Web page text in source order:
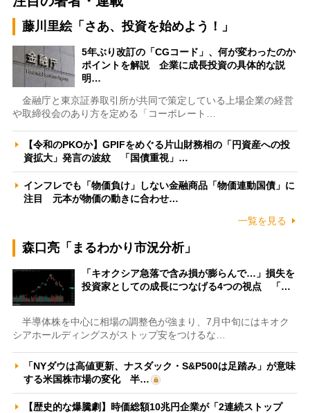
藤川里絵「さあ、投資を始めよう！」
5年ぶり改訂の「CGコード」、何が変わったのか
ポイントを解説 企業に成長投資の具体的な説
明…
金融庁と東京証券取引所が共同で策定している上場企業の経営
や取締役会のあり方を定める「コーポレート…
【令和のPKOか】GPIFをめぐる片山財務相の「円資産への投
資拡大」発言の波紋 「国債重視」…
インフレでも「物価負け」しない金融商品「物価連動国債」に
注目 元本が物価の動きに合わせ…
一覧を見る
森口亮「まるわかり市況分析」
「キオクシア急落で含み損が膨らんで…」損失を
投資家としての成長につなげる4つの視点 「…
半導体株を中心に相場の調整色が強まり、7月中旬にはキオク
シアホールディングスがストップ安をつけるな…
「NYダウは高値更新、ナスダック・S&P500は足踏み」が意味
する米国株市場の変化 半…
【歴史的な爆騰劇】時価総額10兆円企業が「2連続ストップ